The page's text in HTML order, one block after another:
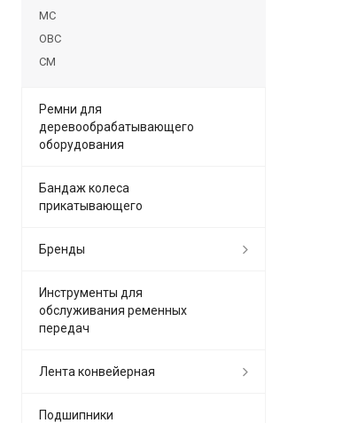
МС
ОВС
СМ
Ремни для
деревообрабатывающего
оборудования
Бандаж колеса
прикатывающего
Бренды
Инструменты для
обслуживания ременных
передач
Лента конвейерная
Подшипники